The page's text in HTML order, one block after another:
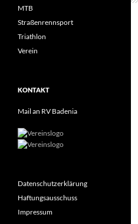
MTB
Straßenrennsport
Triathlon
Verein
KONTAKT
Mail an RV Badenia
Datenschutzerklärung
Haftungsausschuss
Impressum